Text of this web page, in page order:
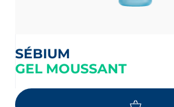
SÉBIUM
GEL MOUSSANT